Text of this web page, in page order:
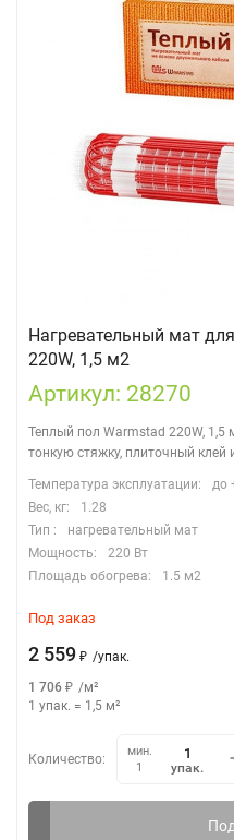
Нагревательный мат
220W, 1,5 м2
Артикул: 28270
Теплый пол Warmstad 220W,
тонкую стяжку, плиточный клей
Температура эксплуатации:
до
Вес, кг:
1.28
Тип :
нагревательный мат
Мощность:
220 Вт
Площадь обогрева:
1.5 м2
Под заказ
2 559 ₽ /упак.
1 706 ₽ /м²
1 упак. = 1,5 м²
Количество:
мин.
1
упак.